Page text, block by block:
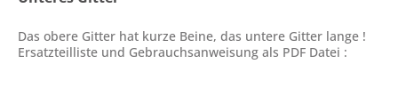
Das obere Gitter hat kurze Beine, das untere Gitter lange !
Ersatzteilliste und Gebrauchsanweisung als PDF Datei :